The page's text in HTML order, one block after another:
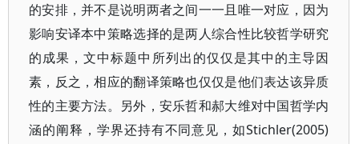
的安排，并不是说明两者之间一一且唯一对应，因为
影响安译本中策略选择的是两人综合性比较哲学研究
的成果，文中标题中所列出的仅仅是其中的主导因
素，反之，相应的翻译策略也仅仅是他们表达该异质
性的主要方法。另外，安乐哲和郝大维对中国哲学内
涵的阐释，学界还持有不同意见，如Stichler(2005)